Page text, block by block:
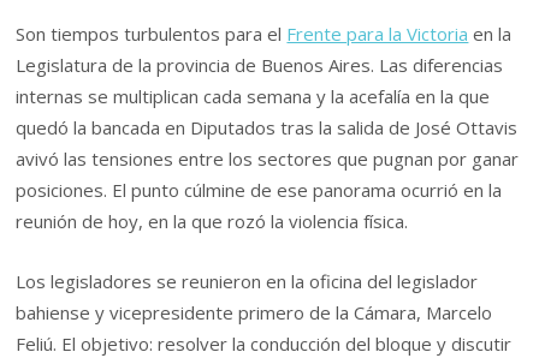
Son tiempos turbulentos para el Frente para la Victoria en la
Legislatura de la provincia de Buenos Aires. Las diferencias
internas se multiplican cada semana y la acefalía en la que
quedó la bancada en Diputados tras la salida de José Ottavis
avivó las tensiones entre los sectores que pugnan por ganar
posiciones. El punto cúlmine de ese panorama ocurrió en la
reunión de hoy, en la que rozó la violencia física.
Los legisladores se reunieron en la oficina del legislador
bahiense y vicepresidente primero de la Cámara, Marcelo
Feliú. El objetivo: resolver la conducción del bloque y discutir